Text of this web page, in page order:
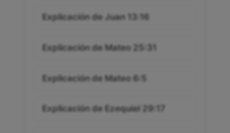
Explicación de Juan 13:16
Explicación de Mateo 25:31
Explicación de Mateo 6:5
Explicación de Ezequiel 29:17